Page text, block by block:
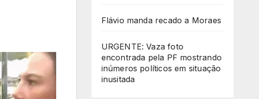
Flávio manda recado a Moraes
URGENTE: Vaza foto
encontrada pela PF mostrando
inúmeros políticos em situação
inusitada